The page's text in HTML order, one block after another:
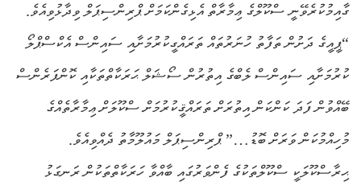
ގާއިމުކުރެވޭނީ ސްކޫލްގެ ޢިމާރާތް އެޅިގެންކަމަށް ޕްރިންސިޕަލް ވިދާޅުވިއެވެ.
“ޕީއީގެ ދަށުން ތަފާތު ހުނަރުތައް ތަރައްގީކުރުމަށާއި ސައިންސް އެކްސްޕްލޯ
ކުރުމަށާއި ސައިންސް ލެބްގެ އިތުރުން ސޯޝަލް ޙަރަކާތްތަކާއި ކޮންފަރެންސް
ބޭއްވުން ފަދަ ކަންކަން އިތުރަށް ތަރައްޤީކުރުމަށް ސްކޫލަށް ޢިމާރާތެއްގެ
މުހިއްމުކަން ވަރަށް ބޮޑު…” ޕްރިންސިޕަލް މައުލޫމާތު ދެއްވިއެވެ.
ޙިރާސްކޫލަކީ ސްކޫލްތަކުގެ ފެންވަރުގައި ބާއްވާ ހަރަކާތްތަކުން ރަނގަޅު